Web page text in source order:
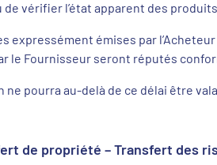
de vérifier l’état apparent des
expressément émises par
le Fournisseur seront réputés
ne pourra au-delà de ce délai être
de propriété – Transfert des